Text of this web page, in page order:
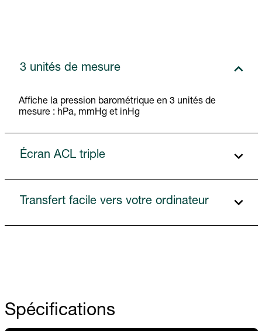
3 unités de mesure
Affiche la pression barométrique en 3 unités de
mesure : hPa, mmHg et inHg
Écran ACL triple
Transfert facile vers votre ordinateur
Spécifications